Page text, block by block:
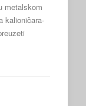
metalskom
kalioničara-